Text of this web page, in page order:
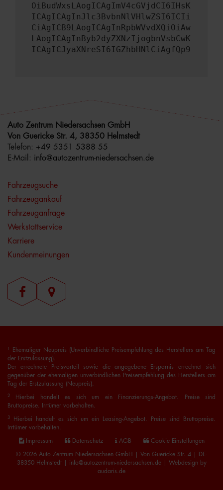
OiBudWxsLAogICAgImV4cGVjdCI6IHsK
ICAgICAgInJlc3BvbnNlVHlwZSI6ICIi
CiAgICB9LAogICAgInRpbWVvdXQiOiAw
LAogICAgInByb2dyZXNzIjogbnVsbCwK
ICAgICJyaXNreSI6IGZhbHNlCiAgfQp9
Auto Zentrum Niedersachsen GmbH
Von Guericke Str. 4, 38350 Helmstedt
Telefon: +49 5351 5388 55
E-Mail: info@autozentrum-niedersachsen.de
Fahrzeugsuche
Fahrzeugankauf
Fahrzeuganfrage
Werkstattservice
Karriere
Kundenmeinungen
1
Ehemaliger Neupreis (Unverbindliche Preisempfehlung des Herstellers am Tag
der Erstzulassung).
Der errechnete Preisvorteil sowie die angegebene Ersparnis errechnet sich
gegenüber der ehemaligen unverbindlichen Preisempfehlung des Herstellers am
Tag der Erstzulassung (Neupreis).
2
Hierbei handelt es sich um ein Finanzierungs-Angebot. Preise sind
Bruttopreise. Irrtümer vorbehalten.
3
Hierbei handelt es sich um ein Leasing-Angebot. Preise sind Bruttopreise.
Irrtümer vorbehalten.
Impressum Datenschutz AGB Cookie Einstellungen
© 2026 Auto Zentrum Niedersachsen GmbH | Von Guericke Str. 4 | DE-
38350 Helmstedt | info@autozentrum-niedersachsen.de | Webdesign by
audaris.de